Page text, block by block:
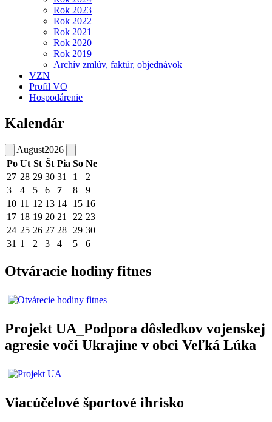
Rok 2023
Rok 2022
Rok 2021
Rok 2020
Rok 2019
Archív zmlúv, faktúr, objednávok
VZN
Profil VO
Hospodárenie
Kalendár
August2026
Po Ut St Št Pia So Ne
27 28 29 30 31 1
2
3
4 5 6 7 8
9
10 11 12 13 14 15 16
17 18 19 20 21 22 23
24 25 26 27 28 29 30
31 1 2 3 4 5 6
Otváracie hodiny fitnes
Projekt UA_Podpora dôsledkov vojenskej
agresie voči Ukrajine v obci Veľká Lúka
Viacúčelové športové ihrisko